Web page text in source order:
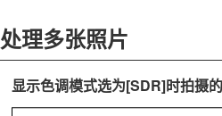
处理多张照片
显示色调模式选为[SDR]时拍摄